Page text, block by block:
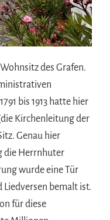
des Grafen.
bis 1913 hatte hier
Kirchenleitung der
Genau hier
die Herrnhuter
wurde eine Tür
bemalt ist.
für diese